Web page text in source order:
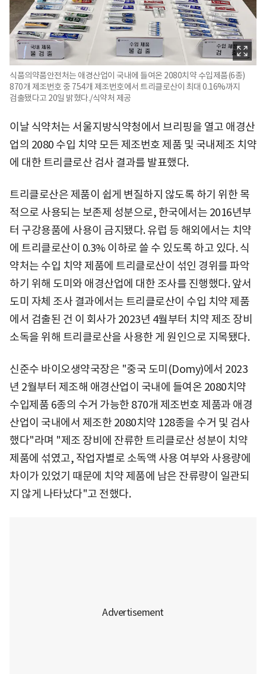
식품의약품안전처는 애경산업이 국내에 들여온 2080치약 수입제품(6종)
870개 제조번호 중 754개 제조번호에서 트리클로산이 최대 0.16%까지
검출됐다고 20일 밝혔다./식약처 제공
이날 식약처는 서울지방식약청에서 브리핑을 열고 애경산
업의 2080 수입 치약 모든 제조번호 제품 및 국내제조 치약
에 대한 트리클로산 검사 결과를 발표했다.
트리클로산은 제품이 쉽게 변질하지 않도록 하기 위한 목
적으로 사용되는 보존제 성분으로, 한국에서는 2016년부
터 구강용품에 사용이 금지됐다. 유럽 등 해외에서는 치약
에 트리클로산이 0.3% 이하로 쓸 수 있도록 하고 있다. 식
약처는 수입 치약 제품에 트리클로산이 섞인 경위를 파악
하기 위해 도미와 애경산업에 대한 조사를 진행했다. 앞서
도미 자체 조사 결과에서는 트리클로산이 수입 치약 제품
에서 검출된 건 이 회사가 2023년 4월부터 치약 제조 장비
소독을 위해 트리클로산을 사용한 게 원인으로 지목됐다.
신준수 바이오생약국장은 "중국 도미(Domy)에서 2023
년 2월부터 제조해 애경산업이 국내에 들여온 2080치약
수입제품 6종의 수거 가능한 870개 제조번호 제품과 애경
산업이 국내에서 제조한 2080치약 128종을 수거 및 검사
했다"라며 "제조 장비에 잔류한 트리클로산 성분이 치약
제품에 섞였고, 작업자별로 소독액 사용 여부와 사용량에
차이가 있었기 때문에 치약 제품에 남은 잔류량이 일관되
지 않게 나타났다"고 전했다.